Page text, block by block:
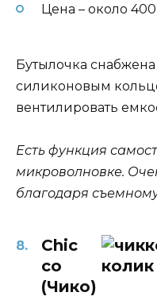
Цена – около 400
Бутылочка
силиконовым
вентилировать
Есть функция
микроволновке.
благодаря
Chic
co
(Чико)